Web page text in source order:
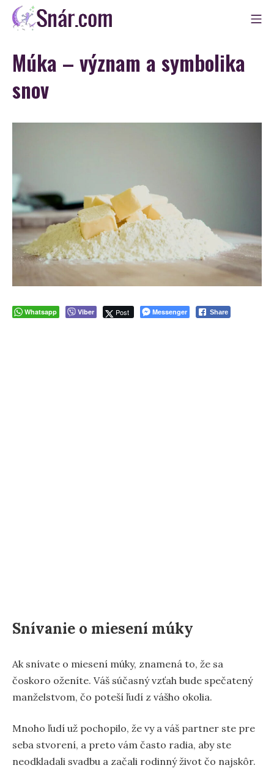
Skip
Snár
Múka – význam a symbolika
snov
Whatsapp Viber Post Messenger Share
Snívanie o miesení múky
Ak snívate o miesení múky, znamená to, že sa
čoskoro oženíte. Váš súčasný vzťah bude spečatený
manželstvom, čo poteší ľudí z vášho okolia.
Mnoho ľudí už pochopilo, že vy a váš partner ste pre
seba stvorení, a preto vám často radia, aby ste
neodkladali svadbu a začali rodinný život čo najskôr.